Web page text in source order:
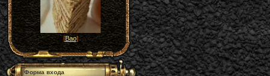
[Вао]
Форма входа